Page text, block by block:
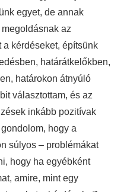
egyet, de annak
az
kérdéseket, építsünk
határátkelőkben,
határokon átnyúló
választottam, és az
inkább pozitívak
hogy a
súlyos – problémákat
hogy ha egyébként
amire, mint egy